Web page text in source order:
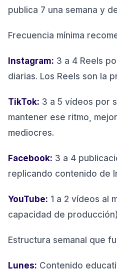
publica 7 una semana y
Frecuencia mínima
Instagram: 3 a 4 Reels
diarias. Los Reels son la
TikTok: 3 a 5 vídeos por
mantener ese ritmo,
mediocres.
Facebook: 3 a 4
replicando contenido de
YouTube: 1 a 2 vídeos al
capacidad de
Estructura semanal que
Lunes: Contenido